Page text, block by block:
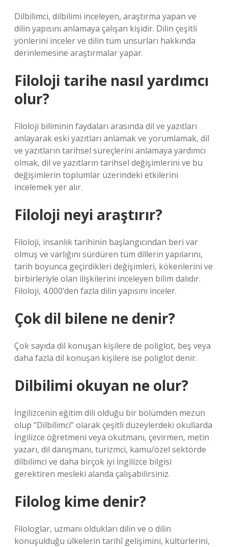
Dilbilimci, dilbilimi inceleyen, araştırma yapan ve
dilin yapısını anlamaya çalışan kişidir. Dilin çeşitli
yönlerini inceler ve dilin tüm unsurları hakkında
derinlemesine araştırmalar yapar.
Filoloji tarihe nasıl yardımcı
olur?
Filoloji biliminin faydaları arasında dil ve yazıtları
anlayarak eski yazıtları anlamak ve yorumlamak, dil
ve yazıtların tarihsel süreçlerini anlamaya yardımcı
olmak, dil ve yazıtların tarihsel değişimlerini ve bu
değişimlerin toplumlar üzerindeki etkilerini
incelemek yer alır.
Filoloji neyi araştırır?
Filoloji, insanlık tarihinin başlangıcından beri var
olmuş ve varlığını sürdüren tüm dillerin yapılarını,
tarih boyunca geçirdikleri değişimleri, kökenlerini ve
birbirleriyle olan ilişkilerini inceleyen bilim dalıdır.
Filoloji, 4.000’den fazla dilin yapısını inceler.
Çok dil bilene ne denir?
Çok sayıda dil konuşan kişilere de poliglot, beş veya
daha fazla dil konuşan kişilere ise poliglot denir.
Dilbilimi okuyan ne olur?
İngilizcenin eğitim dili olduğu bir bölümden mezun
olup “Dilbilimci” olarak çeşitli düzeylerdeki okullarda
İngilizce öğretmeni veya okutmanı, çevirmen, metin
yazarı, dil danışmanı, turizmci, kamu/özel sektörde
dilbilimci ve daha birçok iyi İngilizce bilgisi
gerektiren mesleki alanda çalışabilirsiniz.
Filolog kime denir?
Filologlar, uzmanı oldukları dilin ve o dilin
konuşulduğu ülkelerin tarihî gelişimini, kültürlerini,